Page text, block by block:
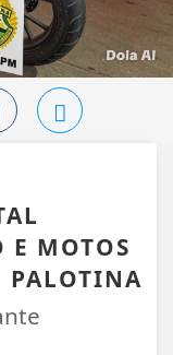
E MOTOS
PALOTINA